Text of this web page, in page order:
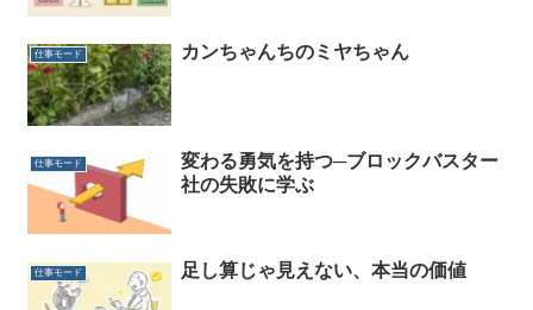
仕事モード カンちゃんちのミヤちゃん
仕事モード
変わる勇気を持つ─ブロックバスター
社の失敗に学ぶ
仕事モード 足し算じゃ見えない、本当の価値